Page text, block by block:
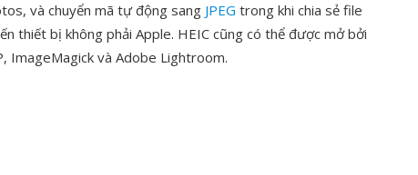
và chuyển mã tự động sang JPEG trong khi chia sẻ file
thiết bị không phải Apple. HEIC cũng có thể được mở bởi
ImageMagick và Adobe Lightroom.